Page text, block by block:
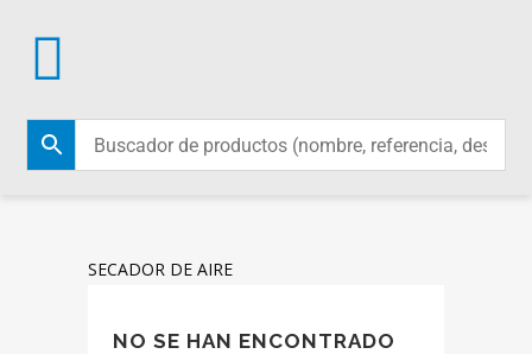
SECADOR DE AIRE
NO SE HAN ENCONTRADO